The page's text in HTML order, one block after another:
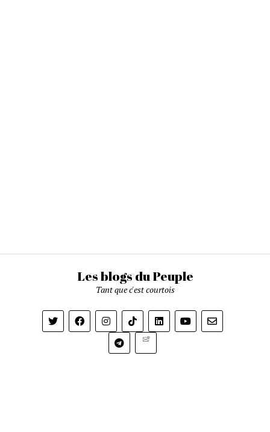
Les blogs du Peuple
Tant que c'est courtois